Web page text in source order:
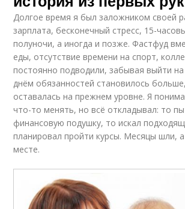
Долгое время я был заложником своей
зарплата, бесконечный стресс, 15-
полуночи, а иногда и позже. Фастфуд
еды, отсутствие времени на спорт,
постоянно подводили, забывая выйти
днём обязанностей становилось
оставалась на прежнем уровне. Я
что-то менять, но всё откладывал: то
финансовую подушку, то искал
планировал пройти курсы. Месяцы шли,
месте.